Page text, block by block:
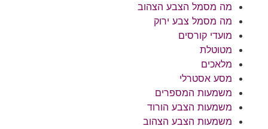
מה מסמל הצבע הצהוב
מה מסמל צבע ירוק
מועדי קורסים
מטוטלת
מלאכים
מסע אסטרלי
משמעות המספרים
משמעות הצבע הורוד
משמעות הצבע הצהוב